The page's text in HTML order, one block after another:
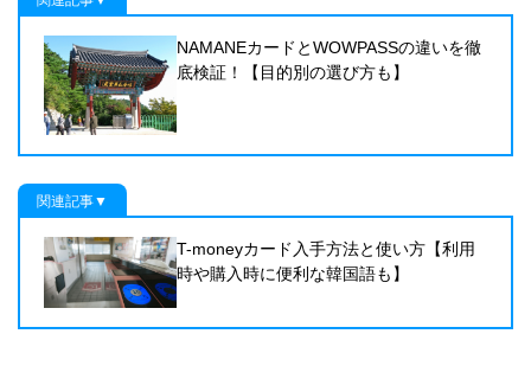
NAMANEカードとWOWPASSの違いを徹
底検証！【目的別の選び方も】
関連記事▼
T-moneyカード入手方法と使い方【利用
時や購入時に便利な韓国語も】